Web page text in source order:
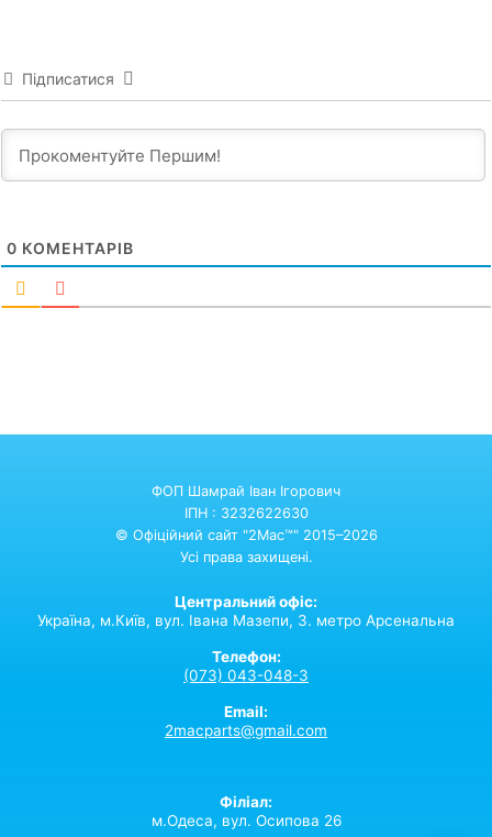
Підписатися
0 КОМЕНТАРІВ
ФОП Шамрай Іван Ігорович
ІПН : 3232622630
© Офіційний сайт "2Mac™" 2015–2026
Усі права захищені.
Центральний офіс:
Україна, м.Київ, вул. Івана Мазепи, 3. метро Арсенальна
Телефон:
(073) 043-048-3
Email:
2macparts@gmail.com
Філіал:
м.Одеса, вул. Осипова 26